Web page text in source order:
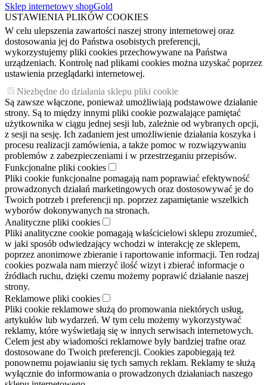
Sklep internetowy shopGold
USTAWIENIA PLIKÓW COOKIES
W celu ulepszenia zawartości naszej strony internetowej oraz
dostosowania jej do Państwa osobistych preferencji,
wykorzystujemy pliki cookies przechowywane na Państwa
urządzeniach. Kontrolę nad plikami cookies można uzyskać poprzez
ustawienia przeglądarki internetowej.
Niezbędne do działania sklepu pliki cookie
Są zawsze włączone, ponieważ umożliwiają podstawowe działanie
strony. Są to między innymi pliki cookie pozwalające pamiętać
użytkownika w ciągu jednej sesji lub, zależnie od wybranych opcji,
z sesji na sesję. Ich zadaniem jest umożliwienie działania koszyka i
procesu realizacji zamówienia, a także pomoc w rozwiązywaniu
problemów z zabezpieczeniami i w przestrzeganiu przepisów.
Funkcjonalne pliki cookies
Pliki cookie funkcjonalne pomagają nam poprawiać efektywność
prowadzonych działań marketingowych oraz dostosowywać je do
Twoich potrzeb i preferencji np. poprzez zapamiętanie wszelkich
wyborów dokonywanych na stronach.
Analityczne pliki cookies
Pliki analityczne cookie pomagają właścicielowi sklepu zrozumieć,
w jaki sposób odwiedzający wchodzi w interakcję ze sklepem,
poprzez anonimowe zbieranie i raportowanie informacji. Ten rodzaj
cookies pozwala nam mierzyć ilość wizyt i zbierać informacje o
źródłach ruchu, dzięki czemu możemy poprawić działanie naszej
strony.
Reklamowe pliki cookies
Pliki cookie reklamowe służą do promowania niektórych usług,
artykułów lub wydarzeń. W tym celu możemy wykorzystywać
reklamy, które wyświetlają się w innych serwisach internetowych.
Celem jest aby wiadomości reklamowe były bardziej trafne oraz
dostosowane do Twoich preferencji. Cookies zapobiegają też
ponownemu pojawianiu się tych samych reklam. Reklamy te służą
wyłącznie do informowania o prowadzonych działaniach naszego